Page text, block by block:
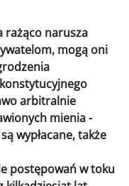
rażąco narusza
mogą oni
arbitralnie
mienia -
wypłacane, także
postępowań w toku